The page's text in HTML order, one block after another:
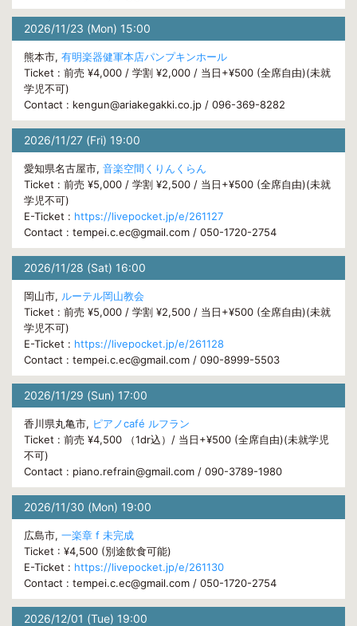
2026/11/23 (Mon) 15:00
熊本市, 有明楽器健軍本店パンプキンホール
Ticket : 前売 ¥4,000 / 学割 ¥2,000 / 当日+¥500 (全席自由)(未就
学児不可)
Contact : kengun@ariakegakki.co.jp / 096-369-8282
2026/11/27 (Fri) 19:00
愛知県名古屋市, 音楽空間くりんくらん
Ticket : 前売 ¥5,000 / 学割 ¥2,500 / 当日+¥500 (全席自由)(未就
学児不可)
E-Ticket : https://livepocket.jp/e/261127
Contact : tempei.c.ec@gmail.com / 050-1720-2754
2026/11/28 (Sat) 16:00
岡山市, ルーテル岡山教会
Ticket : 前売 ¥5,000 / 学割 ¥2,500 / 当日+¥500 (全席自由)(未就
学児不可)
E-Ticket : https://livepocket.jp/e/261128
Contact : tempei.c.ec@gmail.com / 090-8999-5503
2026/11/29 (Sun) 17:00
香川県丸亀市, ピアノcafé ルフラン
Ticket : 前売 ¥4,500 （1dr込）/ 当日+¥500 (全席自由)(未就学児
不可)
Contact : piano.refrain@gmail.com / 090-3789-1980
2026/11/30 (Mon) 19:00
広島市, 一楽章 f 未完成
Ticket : ¥4,500 (別途飲食可能)
E-Ticket : https://livepocket.jp/e/261130
Contact : tempei.c.ec@gmail.com / 050-1720-2754
2026/12/01 (Tue) 19:00